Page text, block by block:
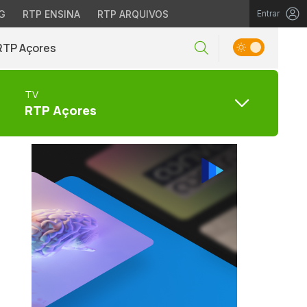
RTP ENSINA RTP ARQUIVOS Entrar
Açores
TV
RTP Açores